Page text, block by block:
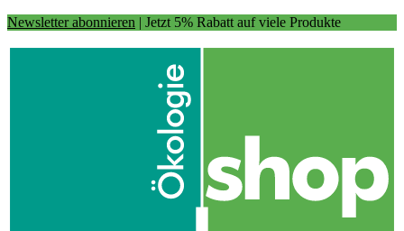
Newsletter abonnieren | Jetzt 5% Rabatt auf viele Produkte